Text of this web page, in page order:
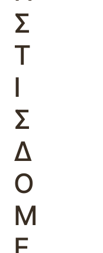
Σ
Τ
Ι
Σ
Δ
Ο
Μ